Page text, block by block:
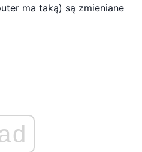
ma taką) są zmieniane